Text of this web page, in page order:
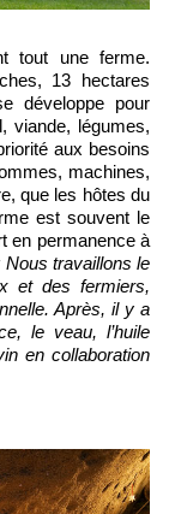
13 hectares
développe pour
viande, légumes,
aux besoins
machines,
que les hôtes du
est souvent le
en permanence à
Nous travaillons le
et des fermiers,
Après, il y a
le veau, l’huile
en collaboration